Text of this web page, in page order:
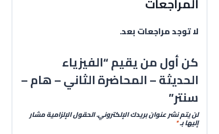
لا توجد مراجعات بعد.
كن أول من يقيم “الفيزياء
الحديثة – المحاضرة الثاني – هام –
سنتر”
لن يتم نشر عنوان بريدك الإلكتروني.الحقول الإلزامية مشار
إليها بـ*